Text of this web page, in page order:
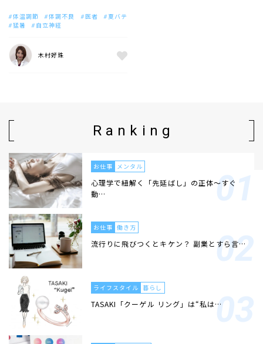
体温調節 体調不良 医者
夏バテ
猛暑
自立神経
木村好珠
Ranking
お仕事 メンタル
心理学で紐解く「先延ばし」の正体〜すぐ
動…
お仕事 働き方
流行りに飛びつくとキケン？ 副業とすら言…
ライフスタイル 暮らし
TASAKI「クーゲル リング」は“私は…